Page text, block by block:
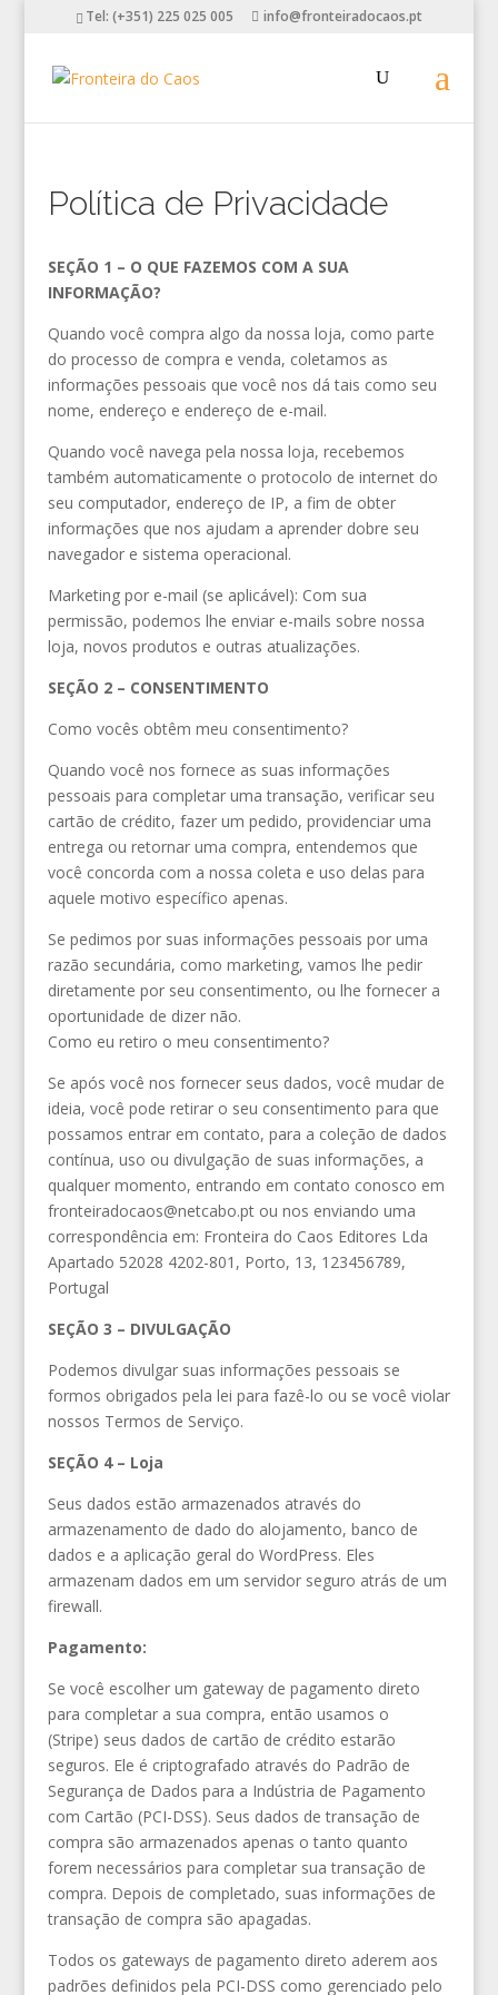
Tel: (+351) 225 025 005 info@fronteiradocaos.pt
Política de Privacidade
SEÇÃO 1 – O QUE FAZEMOS COM A SUA
INFORMAÇÃO?
Quando você compra algo da nossa loja, como parte
do processo de compra e venda, coletamos as
informações pessoais que você nos dá tais como seu
nome, endereço e endereço de e-mail.
Quando você navega pela nossa loja, recebemos
também automaticamente o protocolo de internet do
seu computador, endereço de IP, a fim de obter
informações que nos ajudam a aprender dobre seu
navegador e sistema operacional.
Marketing por e-mail (se aplicável): Com sua
permissão, podemos lhe enviar e-mails sobre nossa
loja, novos produtos e outras atualizações.
SEÇÃO 2 – CONSENTIMENTO
Como vocês obtêm meu consentimento?
Quando você nos fornece as suas informações
pessoais para completar uma transação, verificar seu
cartão de crédito, fazer um pedido, providenciar uma
entrega ou retornar uma compra, entendemos que
você concorda com a nossa coleta e uso delas para
aquele motivo específico apenas.
Se pedimos por suas informações pessoais por uma
razão secundária, como marketing, vamos lhe pedir
diretamente por seu consentimento, ou lhe fornecer a
oportunidade de dizer não.
Como eu retiro o meu consentimento?
Se após você nos fornecer seus dados, você mudar de
ideia, você pode retirar o seu consentimento para que
possamos entrar em contato, para a coleção de dados
contínua, uso ou divulgação de suas informações, a
qualquer momento, entrando em contato conosco em
fronteiradocaos@netcabo.pt ou nos enviando uma
correspondência em: Fronteira do Caos Editores Lda
Apartado 52028 4202-801, Porto, 13, 123456789,
Portugal
SEÇÃO 3 – DIVULGAÇÃO
Podemos divulgar suas informações pessoais se
formos obrigados pela lei para fazê-lo ou se você violar
nossos Termos de Serviço.
SEÇÃO 4 – Loja
Seus dados estão armazenados através do
armazenamento de dado do alojamento, banco de
dados e a aplicação geral do WordPress. Eles
armazenam dados em um servidor seguro atrás de um
firewall.
Pagamento:
Se você escolher um gateway de pagamento direto
para completar a sua compra, então usamos o
(Stripe) seus dados de cartão de crédito estarão
seguros. Ele é criptografado através do Padrão de
Segurança de Dados para a Indústria de Pagamento
com Cartão (PCI-DSS). Seus dados de transação de
compra são armazenados apenas o tanto quanto
forem necessários para completar sua transação de
compra. Depois de completado, suas informações de
transação de compra são apagadas.
Todos os gateways de pagamento direto aderem aos
padrões definidos pela PCI-DSS como gerenciado pelo